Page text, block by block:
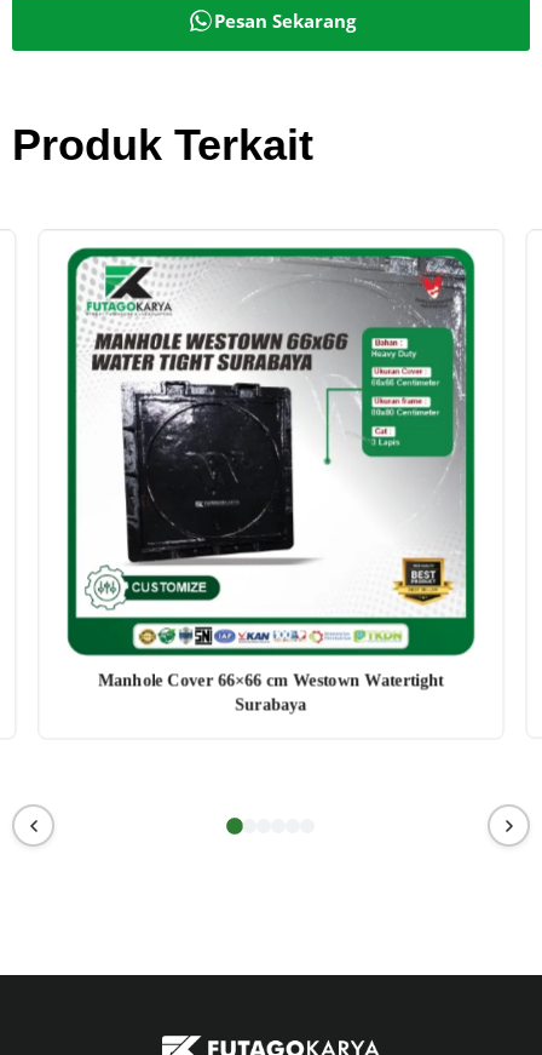
Pesan Sekarang
Produk Terkait
Manhole Cover 66×66 cm Westown Watertight
Surabaya